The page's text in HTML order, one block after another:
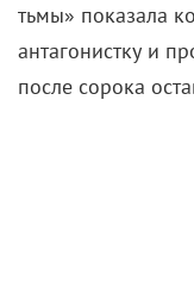
тьмы» показала
антагонистку и
после сорока